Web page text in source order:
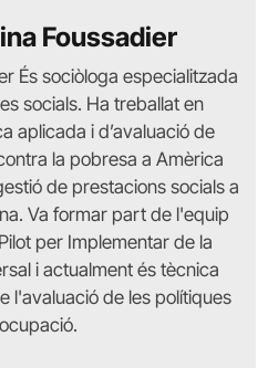
Foussadier
És sociòloga especialitzada
socials. Ha treballat en
aplicada i d’avaluació de
la pobresa a Amèrica
de prestacions socials a
Va formar part de l'equip
per Implementar de la
i actualment és tècnica
l'avaluació de les polítiques